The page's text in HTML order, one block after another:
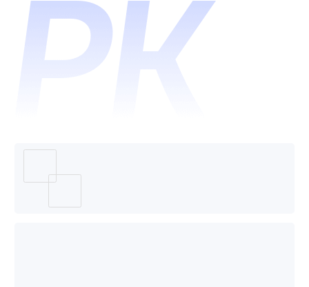
米同科
技-